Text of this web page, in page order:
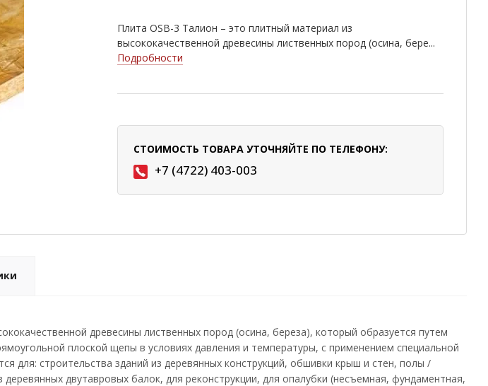
Плита OSB-3 Талион – это плитный материал из
высококачественной древесины лиственных пород (осина, бере...
Подробности
СТОИМОСТЬ ТОВАРА УТОЧНЯЙТЕ ПО ТЕЛЕФОНУ:
+7 (4722) 403-003
древесины лиственных пород (осина, береза), который образуется путем
плоской щепы в условиях давления и температуры, с применением специальной
для: строительства зданий из деревянных конструкций, обшивки крыш и стен, полы /
двутавровых балок, для реконструкции, для опалубки (несъемная, фундаментная,